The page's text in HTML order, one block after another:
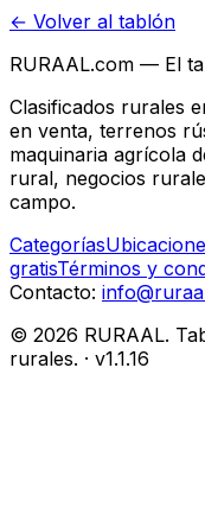
← Volver al tablón
RURAAL.com — El
Clasificados rurales
en venta, terrenos
maquinaria agrícola
rural, negocios
campo.
Categorías
gratisTérminos y
Contacto:
© 2026 RURAAL.
rurales. · v1.1.16